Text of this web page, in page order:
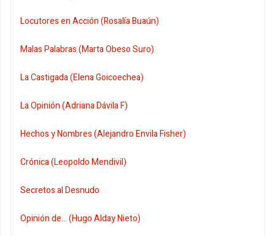
Locutores en Acción (Rosalía Buaún)
Malas Palabras (Marta Obeso Suro)
La Castigada (Elena Goicoechea)
La Opinión (Adriana Dávila F)
Hechos y Nombres (Alejandro Envila Fisher)
Crónica (Leopoldo Mendivil)
Secretos al Desnudo
Opinión de... (Hugo Alday Nieto)